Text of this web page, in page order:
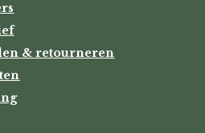
& retourneren